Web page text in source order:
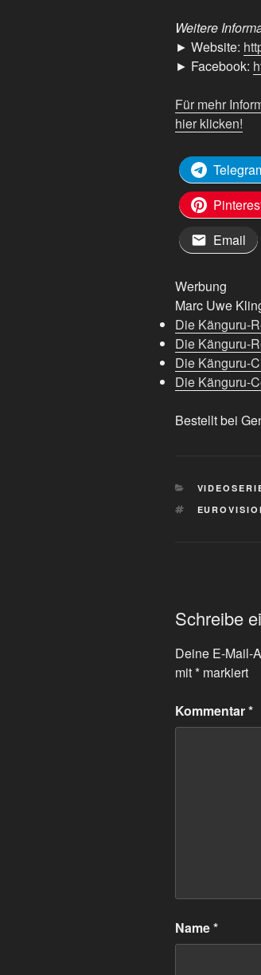
the
best
on
journey
from
to
Vienna
🇮🇹
🤝
🇦🇹“
von
anzeigen
Weitere
► Website:
► Facebook:
Für mehr
hier klicken!
Email
Werbung
Marc Uwe
Die Känguru-
Die Känguru-
Die Känguru-
Die Känguru-
Bestellt bei
Schreibe
Deine E-Mail-
mit* markiert
Kommentar*
Name*